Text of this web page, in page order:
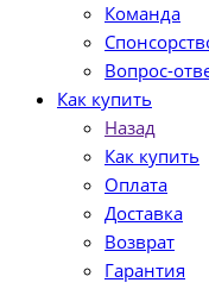
Команда
Вопрос-
Как купить
Назад
Как купить
Оплата
Доставка
Возврат
Гарантия